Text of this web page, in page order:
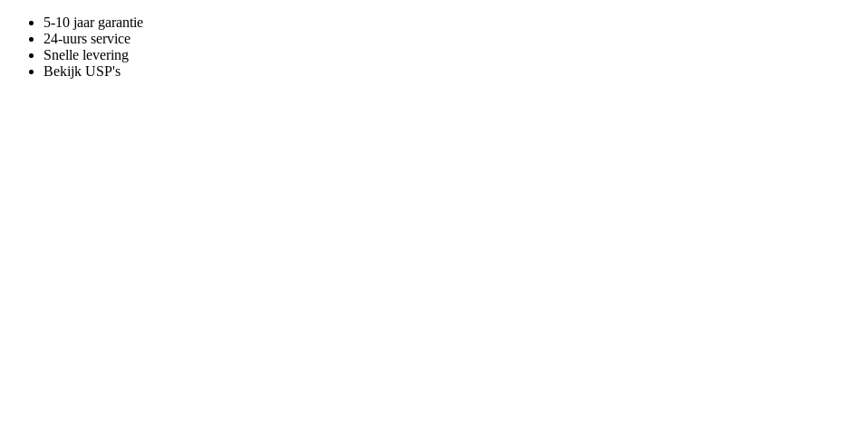
5-10 jaar garantie
24-uurs service
Snelle levering
Bekijk USP's